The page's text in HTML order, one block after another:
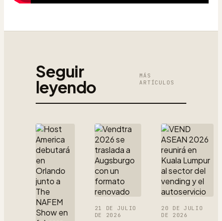
Seguir
leyendo
MÁS
ARTÍCULOS
21 DE JULIO
DE 2026
20 DE JULIO
DE 2026